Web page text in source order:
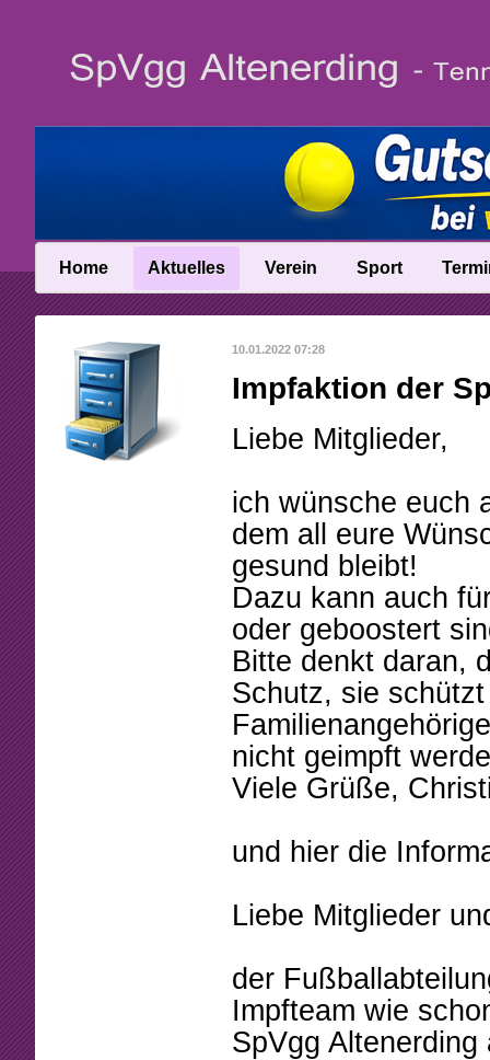
Home Aktuelles
News
News-Archiv
Verein
Vereinsinfo
Vereinschronik
Anfahrt
Abteilungsleitung
Beschlüsse
Mitgliedschaft
Arbeitsstunden
Formulare
Sponsoring
Sport
Trainer
Talentinos
Fast Learning
Mannschaften
Tennistreff
Turniere
Ballmaschine
10.01.2022 07:28
Impfaktion der
Liebe Mitglieder,
ich wünsche euch
dem all eure
gesund bleibt!
Dazu kann auch
oder geboostert
Bitte denkt daran,
Schutz, sie
nicht geimpft
Viele Grüße,
und hier die
Liebe Mitglieder
der
Impfteam wie
SpVgg